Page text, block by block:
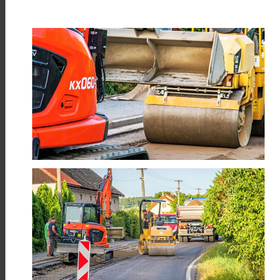
Máme hotovo! Úspěšně jsme
dokončili cyklostezku Skuteč –
Předhradí
Číst více
24
ČRV
Když sport pomáhá
Sport, energie a pomoc, která má
smysl